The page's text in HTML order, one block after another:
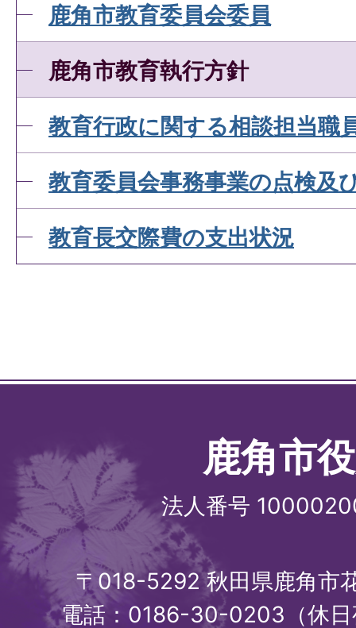
鹿角市教育委員会委員
鹿角市教育執行方針
教育行政に関する相談担当職
教育委員会事務事業の点検及
教育長交際費の支出状況
鹿角市
法人番号
〒018-5292 秋田県鹿角市
電話：0186-30-0203（休